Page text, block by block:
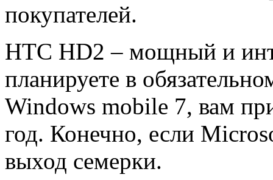
покупателей.
HTC HD2 – мощный и
планируете в
Windows mobile 7, вам
год. Конечно, если
выход семерки.